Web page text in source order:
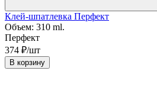
Клей-шпатлевка Перфект
Объем: 310 ml.
Перфект
374 ₽/шт
В корзину